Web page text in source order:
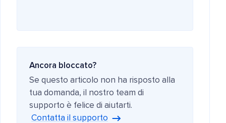
Ancora bloccato?
Se questo articolo non ha risposto alla
tua domanda, il nostro team di
supporto è felice di aiutarti.
Contatta il supporto